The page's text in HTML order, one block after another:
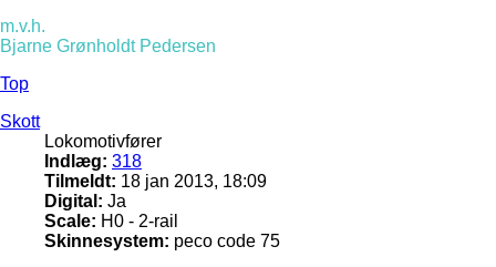
m.v.h.
Bjarne Grønholdt Pedersen
Top
Skott
Lokomotivfører
Indlæg: 318
Tilmeldt: 18 jan 2013, 18:09
Digital: Ja
Scale: H0 - 2-rail
Skinnesystem: peco code 75